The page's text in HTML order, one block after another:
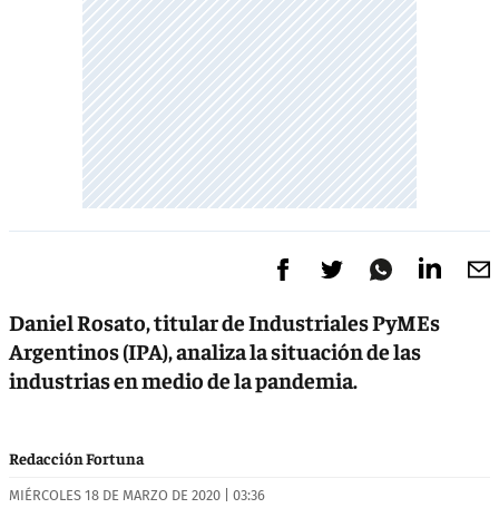
Daniel Rosato, titular de Industriales PyMEs
Argentinos (IPA), analiza la situación de las
industrias en medio de la pandemia.
Redacción Fortuna
MIÉRCOLES 18 DE MARZO DE 2020 | 03:36